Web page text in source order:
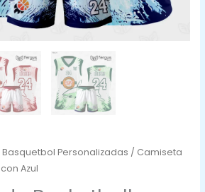
Personalizadas / Camiseta
Azul